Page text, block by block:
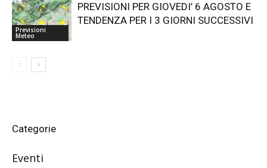
Previsioni
Meteo
PREVISIONI PER GIOVEDI’ 6 AGOSTO E
TENDENZA PER I 3 GIORNI SUCCESSIVI
Categorie
Eventi